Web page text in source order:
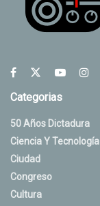
Categorias
50 Años Dictadura
Ciencia Y Tecnología
Ciudad
Congreso
Cultura